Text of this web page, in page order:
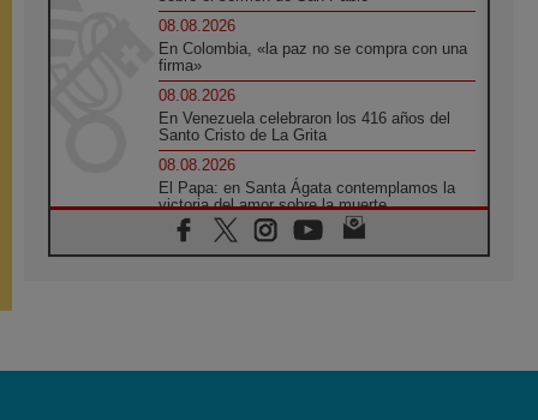
08.08.2026
En Colombia, «la paz no se compra con una
firma»
08.08.2026
En Venezuela celebraron los 416 años del
Santo Cristo de La Grita
08.08.2026
El Papa: en Santa Ágata contemplamos la
victoria del amor sobre la muerte
08.08.2026
León XIV visitará el Santuario de la Madre
07.08.2026